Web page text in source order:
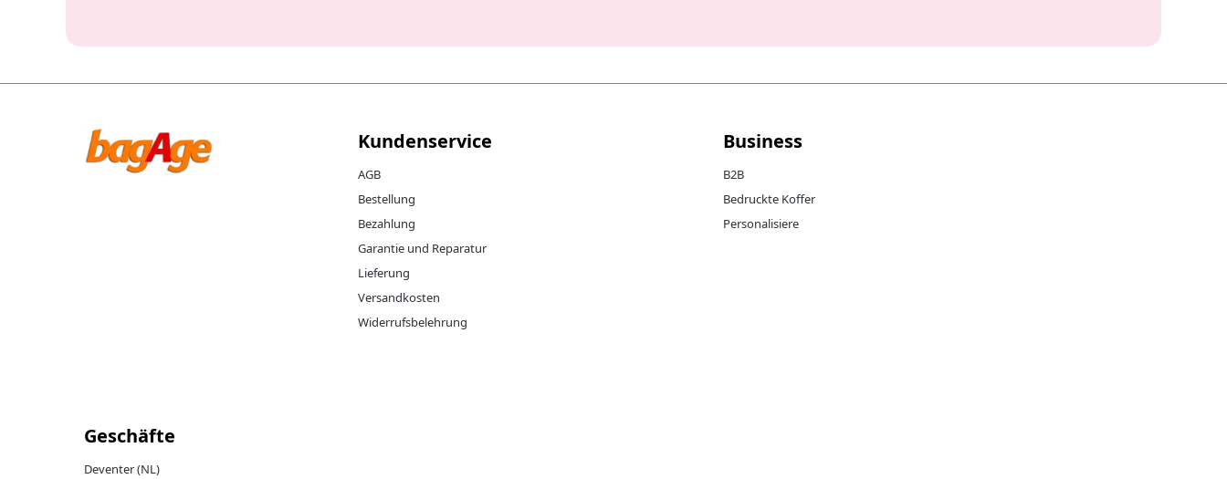
Kundenservice
AGB
Bestellung
Bezahlung
Garantie und Reparatur
Lieferung
Versandkosten
Widerrufsbelehrung
Business
B2B
Bedruckte Koffer
Personalisiere
Geschäfte
Deventer (NL)